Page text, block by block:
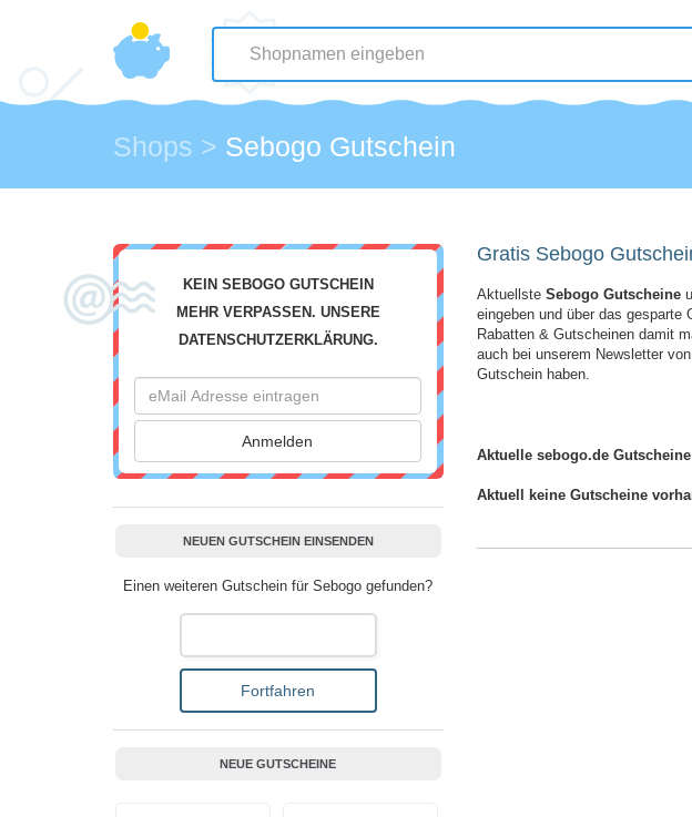
Shops > Sebogo Gutschein
KEIN SEBOGO GUTSCHEIN
MEHR VERPASSEN. UNSERE
DATENSCHUTZERKLÄRUNG.
NEUEN GUTSCHEIN EINSENDEN
Einen weiteren Gutschein für Sebogo gefunden?
NEUE GUTSCHEINE
Gratis Sebogo
Aktuellste Sebogo Gutscheine
eingeben und über das gesparte
Rabatten & Gutscheinen damit
auch bei unserem Newsletter
Gutschein haben.
Aktuelle sebogo.de Gutscheine
Aktuell keine Gutscheine